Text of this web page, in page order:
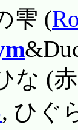
雫 (
な (
, ひぐ